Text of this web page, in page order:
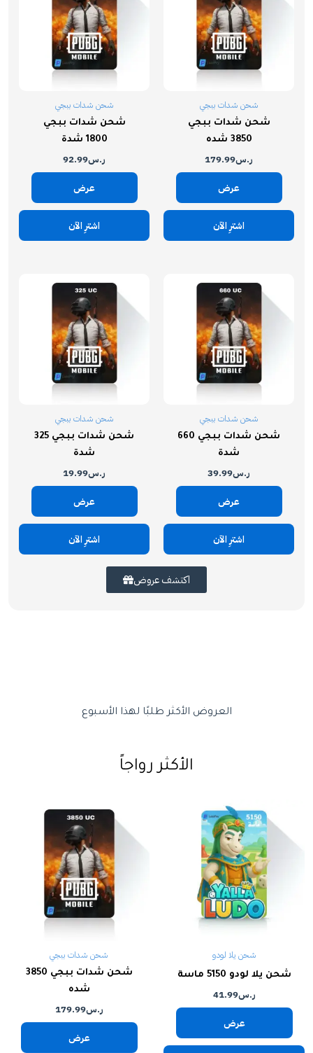
شحن شدات ببجي
شحن شدات ببجي
3850 شده
ر.س179.99
عرض
اشترِ الآن
شحن شدات ببجي
شحن شدات ببجي
1800 شدة
ر.س92.99
عرض
اشترِ الآن
شحن شدات ببجي
شحن شدات ببجي 660
شدة
ر.س39.99
عرض
اشترِ الآن
شحن شدات ببجي
شحن شدات ببجي 325
شدة
ر.س19.99
عرض
اشترِ الآن
اكتشف عروض
العروض الأكثر طلبًا لهذا الأسبوع
الأكثر رواجاً
شحن يلا لودو
شحن يلا لودو 5150 ماسة
ر.س41.99
عرض
شحن شدات ببجي
شحن شدات ببجي 3850
شده
ر.س179.99
عرض